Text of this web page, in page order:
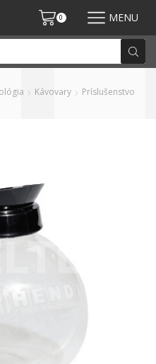
0 MENU
Kávovary Príslušenstvo